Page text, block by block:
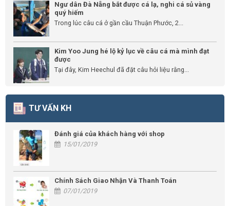
Ngư dân Đà Nẵng bắt được cá lạ, nghi cá sủ vàng
quý hiếm
Trong lúc câu cá ở gần cầu Thuận Phước, 2...
Kim Yoo Jung hé lộ kỷ lục về câu cá mà mình đạt
được
Tại đây, Kim Heechul đã đặt câu hỏi liệu rằng...
TƯ VẤN KH
Đánh giá của khách hàng với shop
15/01/2019
Chính Sách Giao Nhận Và Thanh Toán
07/01/2019